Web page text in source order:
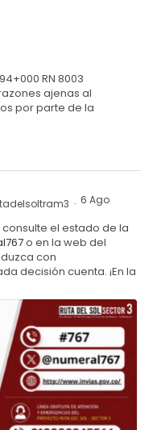
RN 8003
ajenas al
por parte de la
· 6 Ago
el estado de la
o en la web del
con
decisión cuenta. ¡En la